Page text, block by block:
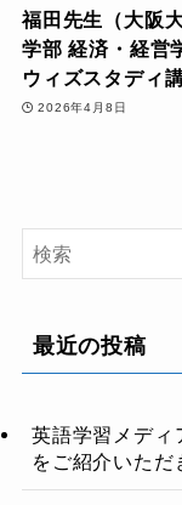
福田先生（大阪
学部 経済・経営
ウィズスタディ
2026年4月8日
最近の投稿
英語学習メディ
をご紹介いただ